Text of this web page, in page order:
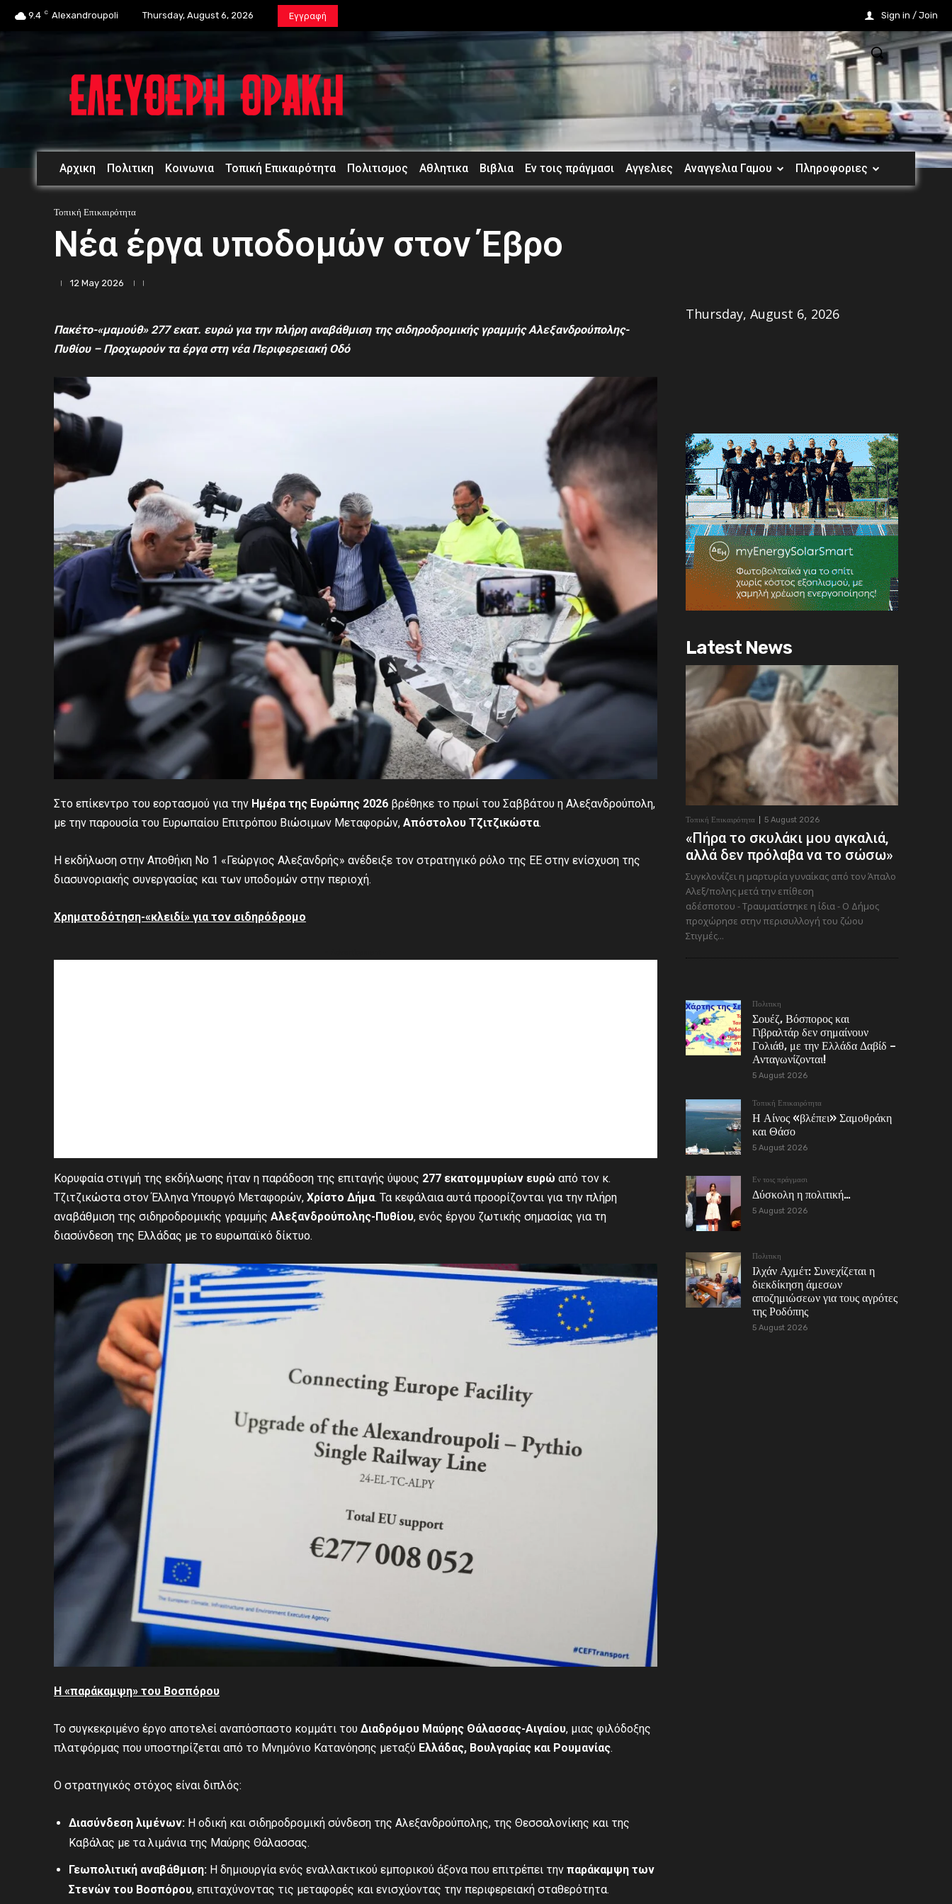
9.4 C Alexandroupoli Thursday, August 6, 2026 Εγγραφή Sign in / Join
Αρχικη Πολιτικη Κοινωνια Τοπική Επικαιρότητα Πολιτισμος Αθλητικα Βιβλια Εν τοις πράγμασι Αγγελιες Αναγγελια Γαμου Πληροφοριες
Τοπική Επικαιρότητα
Νέα έργα υποδομών στον Έβρο
12 May 2026
Πακέτο-«μαμούθ» 277 εκατ. ευρώ για την πλήρη αναβάθμιση της σιδηροδρομικής γραμμής Αλεξανδρούπολης-
Πυθίου– Προχωρούν τα έργα στη νέα Περιφερειακή Οδό
Στο επίκεντρο του εορτασμού για την Ημέρα της Ευρώπης 2026 βρέθηκε το πρωί του Σαββάτου η Αλεξανδρούπολη,
με την παρουσία του Ευρωπαίου Επιτρόπου Βιώσιμων Μεταφορών, Απόστολου Τζιτζικώστα.
Η εκδήλωση στην Αποθήκη Νο 1 «Γεώργιος Αλεξανδρής» ανέδειξε τον στρατηγικό ρόλο της ΕΕ στην ενίσχυση της
διασυνοριακής συνεργασίας και των υποδομών στην περιοχή.
Χρηματοδότηση-«κλειδί» για τον σιδηρόδρομο
Κορυφαία στιγμή της εκδήλωσης ήταν η παράδοση της επιταγής ύψους 277 εκατομμυρίων ευρώ από τον κ.
Τζιτζικώστα στον Έλληνα Υπουργό Μεταφορών, Χρίστο Δήμα. Τα κεφάλαια αυτά προορίζονται για την πλήρη
αναβάθμιση της σιδηροδρομικής γραμμής Αλεξανδρούπολης-Πυθίου, ενός έργου ζωτικής σημασίας για τη
διασύνδεση της Ελλάδας με το ευρωπαϊκό δίκτυο.
Η «παράκαμψη» του Βοσπόρου
Το συγκεκριμένο έργο αποτελεί αναπόσπαστο κομμάτι του Διαδρόμου Μαύρης Θάλασσας-Αιγαίου, μιας φιλόδοξης
πλατφόρμας που υποστηρίζεται από το Μνημόνιο Κατανόησης μεταξύ Ελλάδας, Βουλγαρίας και Ρουμανίας.
Ο στρατηγικός στόχος είναι διπλός:
Διασύνδεση λιμένων: Η οδική και σιδηροδρομική σύνδεση της Αλεξανδρούπολης, της Θεσσαλονίκης και της
Καβάλας με τα λιμάνια της Μαύρης Θάλασσας.
Γεωπολιτική αναβάθμιση: Η δημιουργία ενός εναλλακτικού εμπορικού άξονα που επιτρέπει την παράκαμψη των
Στενών του Βοσπόρου, επιταχύνοντας τις μεταφορές και ενισχύοντας την περιφερειακή σταθερότητα.
Thursday, August 6, 2026
Latest News
Τοπική Επικαιρότητα 5 August 2026
«Πήρα το σκυλάκι μου αγκαλιά,
αλλά δεν πρόλαβα να το σώσω»
Συγκλονίζει η μαρτυρία γυναίκας από τον Άπαλο
Αλεξ/πολης μετά την επίθεση
αδέσποτου - Τραυματίστηκε η ίδια - Ο Δήμος
προχώρησε στην περισυλλογή του ζώου
Στιγμές...
Πολιτικη
Σουέζ, Βόσπορος και
Γιβραλτάρ δεν σημαίνουν
Γολιάθ, με την Ελλάδα Δαβίδ –
Ανταγωνίζονται!
5 August 2026
Τοπική Επικαιρότητα
Η Αίνος «βλέπει» Σαμοθράκη
και Θάσο
5 August 2026
Εν τοις πράγμασι
Δύσκολη η πολιτική…
5 August 2026
Πολιτικη
Ιλχάν Αχμέτ: Συνεχίζεται η
διεκδίκηση άμεσων
αποζημιώσεων για τους αγρότες
της Ροδόπης
5 August 2026